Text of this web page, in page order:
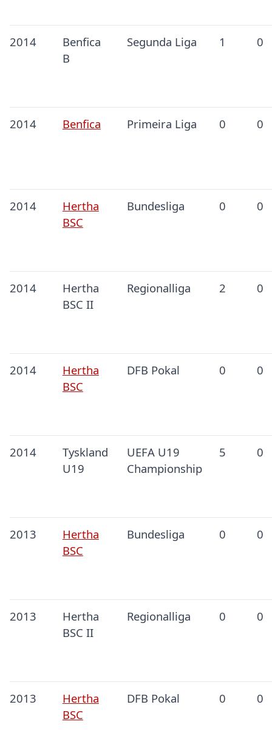
2014
Benfica
B
Segunda Liga 1 0
2014 Benfica Primeira Liga 0 0
2014
Hertha
BSC
Bundesliga 0 0
2014
Hertha
BSC II
Regionalliga 2 0
2014
Hertha
BSC
DFB Pokal 0 0
2014
Tyskland
U19
UEFA U19
Championship
5 0
2013
Hertha
BSC
Bundesliga 0 0
2013
Hertha
BSC II
Regionalliga 0 0
2013
Hertha
BSC
DFB Pokal 0 0